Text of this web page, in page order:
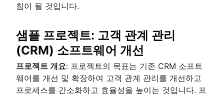
침이 될 것입니다.
샘플 프로젝트: 고객 관계 관리
(CRM) 소프트웨어 개선
프로젝트 개요: 프로젝트의 목표는 기존 CRM 소프트
웨어를 개선 및 확장하여 고객 관계 관리를 개선하고
프로세스를 간소화하고 효율성을 높이는 것입니다. 프